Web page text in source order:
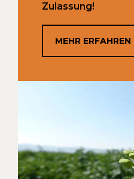
Zulassung!
MEHR ERFAHREN